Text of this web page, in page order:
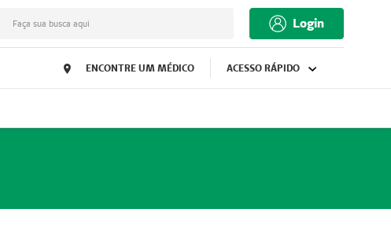
Faça sua busca aqui Login
ENCONTRE UM MÉDICO ACESSO RÁPIDO